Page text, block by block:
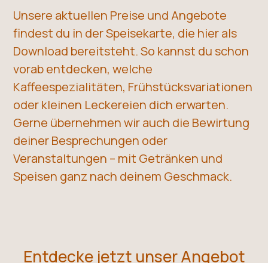
Unsere aktuellen Preise und Angebote
findest du in der Speisekarte, die hier als
Download bereitsteht. So kannst du schon
vorab entdecken, welche
Kaffeespezialitäten, Frühstücksvariationen
oder kleinen Leckereien dich erwarten.
Gerne übernehmen wir auch die Bewirtung
deiner Besprechungen oder
Veranstaltungen – mit Getränken und
Speisen ganz nach deinem Geschmack.
Entdecke jetzt unser Angebot